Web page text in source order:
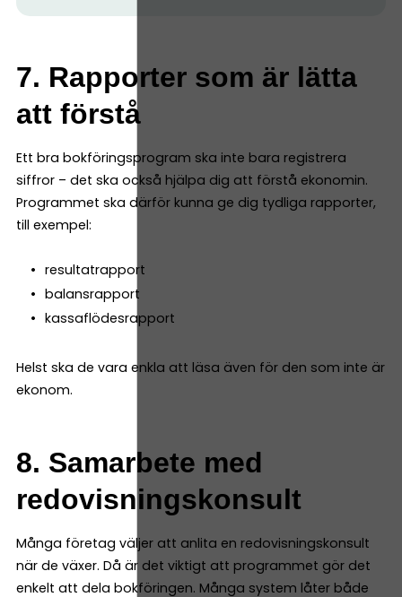
7. Rapporter som är lätta
att förstå
Ett bra bokföringsprogram ska inte bara registrera
siffror – det ska också hjälpa dig att förstå ekonomin.
Programmet ska därför kunna ge dig tydliga rapporter,
till exempel:
resultatrapport
balansrapport
kassaflödesrapport
Helst ska de vara enkla att läsa även för den som inte är
ekonom.
8. Samarbete med
redovisningskonsult
Många företag väljer att anlita en redovisningskonsult
när de växer. Då är det viktigt att programmet gör det
enkelt att dela bokföringen. Många system låter både